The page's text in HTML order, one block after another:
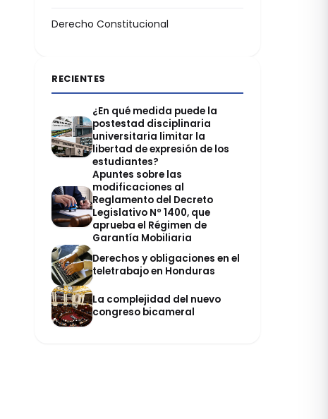
Derecho Constitucional
RECIENTES
¿En qué medida puede la
postestad disciplinaria
universitaria limitar la
libertad de expresión de los
estudiantes?
Apuntes sobre las
modificaciones al
Reglamento del Decreto
Legislativo Nº 1400, que
aprueba el Régimen de
Garantía Mobiliaria
Derechos y obligaciones en el
teletrabajo en Honduras
La complejidad del nuevo
congreso bicameral